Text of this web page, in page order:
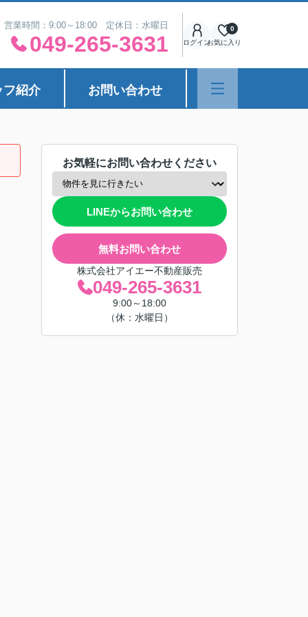
営業時間：9:00～18:00 定休日：水曜日
049-265-3631 ログインお気に入り
0
フ紹介 お問い合わせ
お気軽にお問い合わせください
LINEからお問い合わせ
無料お問い合わせ
株式会社アイエー不動産販売
049-265-3631
9:00～18:00
（休：水曜日）